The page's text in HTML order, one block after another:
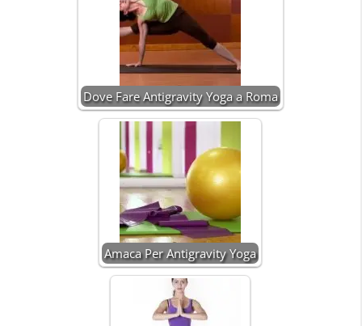
Dove Fare Antigravity Yoga a Roma
Amaca Per Antigravity Yoga